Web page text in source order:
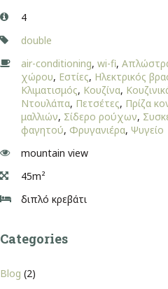
4
double
air-conditioning, wi-fi,
χώρου, Εστίες, Ηλεκτρικός
Κλιματισμός, Κουζίνα,
Ντουλάπα, Πετσέτες, Πρίζα
μαλλιών, Σίδερο ρούχων,
φαγητού, Φρυγανιέρα, Ψυγείο
mountain view
45m²
διπλό κρεβάτι
Categories
Blog (2)